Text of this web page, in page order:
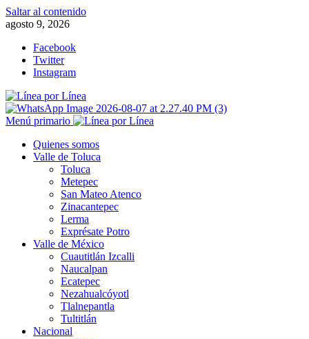
Saltar al contenido
agosto 9, 2026
Facebook
Twitter
Instagram
Menú primario
Quienes somos
Valle de Toluca
Toluca
Metepec
San Mateo Atenco
Zinacantepec
Lerma
Exprésate Potro
Valle de México
Cuautitlán Izcalli
Naucalpan
Ecatepec
Nezahualcóyotl
Tlalnepantla
Tultitlán
Nacional